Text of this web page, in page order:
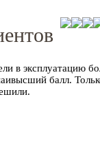
в эксплуатацию
балл.